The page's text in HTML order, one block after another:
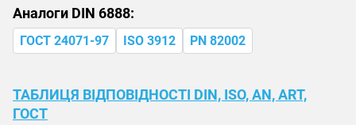
Аналоги DIN 6888:
ТАБЛИЦЯ ВІДПОВІДНОСТІ DIN, ISO, AN, ART,
ГОСТ
ГОСТ 24071-97 ISO 3912 PN 82002